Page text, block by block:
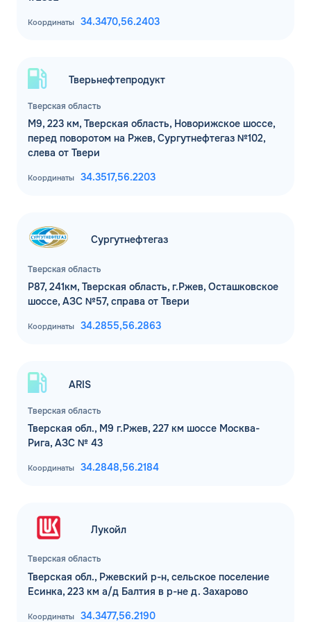
Координаты 34.3470,56.2403
Тверская область
Тверьнефтепродукт
М9, 223 км, Тверская область, Новорижское шоссе,
перед поворотом на Ржев, Сургутнефтегаз №102,
слева от Твери
Координаты 34.3517,56.2203
Тверская область
Сургутнефтегаз
Р87, 241км, Тверская область, г.Ржев, Осташковское
шоссе, АЗС №57, справа от Твери
Координаты 34.2855,56.2863
Тверская область
ARIS
Тверская обл., М9 г.Ржев, 227 км шоссе Москва-
Рига, АЗС № 43
Координаты 34.2848,56.2184
Тверская область
Лукойл
Тверская обл., Ржевский р-н, сельское поселение
Есинка, 223 км а/д Балтия в р-не д. Захарово
Координаты 34.3477,56.2190